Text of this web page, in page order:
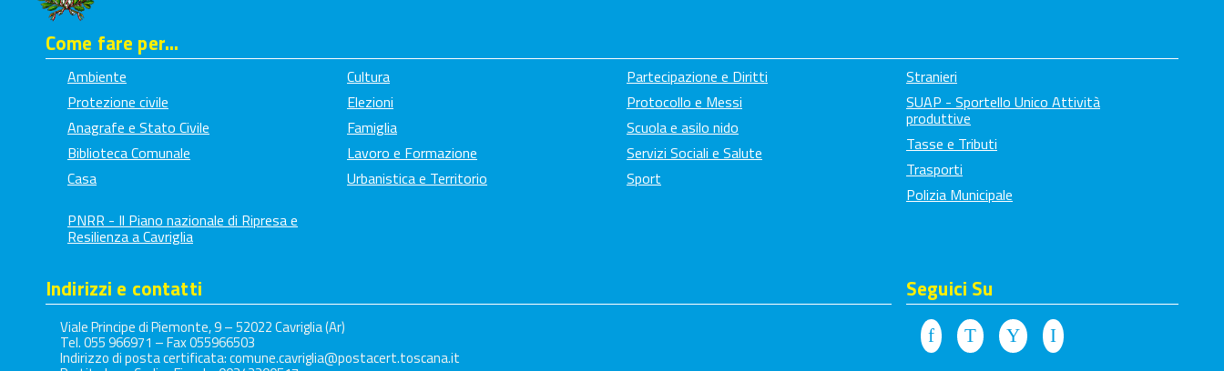
Come fare per...
Ambiente
Protezione civile
Anagrafe e Stato Civile
Biblioteca Comunale
Casa
Cultura
Elezioni
Famiglia
Lavoro e Formazione
Urbanistica e Territorio
Partecipazione e Diritti
Protocollo e Messi
Scuola e asilo nido
Servizi Sociali e Salute
Sport
Stranieri
SUAP - Sportello Unico Attività
produttive
Tasse e Tributi
Trasporti
Polizia Municipale
PNRR - Il Piano nazionale di Ripresa e
Resilienza a Cavriglia
Indirizzi e contatti
Viale Principe di Piemonte, 9 – 52022 Cavriglia (Ar)
Tel. 055 966971 – Fax 055966503
Indirizzo di posta certificata: comune.cavriglia@postacert.toscana.it
Seguici Su
FacebookTwitter Youtube